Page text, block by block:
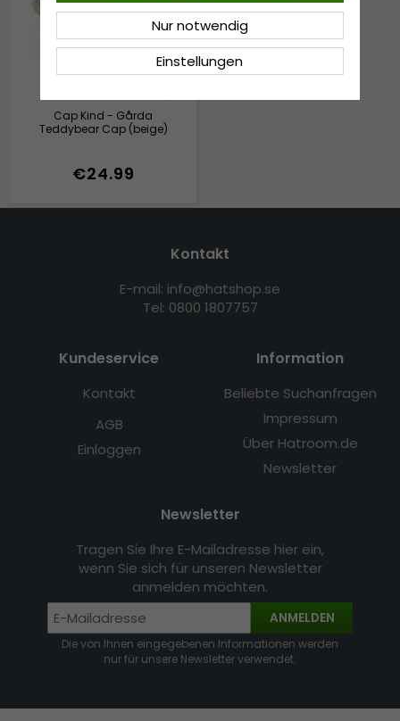
Cap Kind - Gårda
Teddybear Cap (beige)
€24.99
Kontakt
E-mail: info@hatshop.se
Tel: 0800 1807757
Kundeservice
Kontakt
AGB
Einloggen
Information
Beliebte Suchanfragen
Impressum
Über Hatroom.de
Newsletter
Newsletter
Tragen Sie Ihre E-Mailadresse hier ein,
wenn Sie sich für unseren Newsletter
anmelden möchten.
ANMELDEN
Die von Ihnen eingegebenen Informationen werden
nur für unsere Newsletter verwendet.
Einstellungen
Nur notwendig